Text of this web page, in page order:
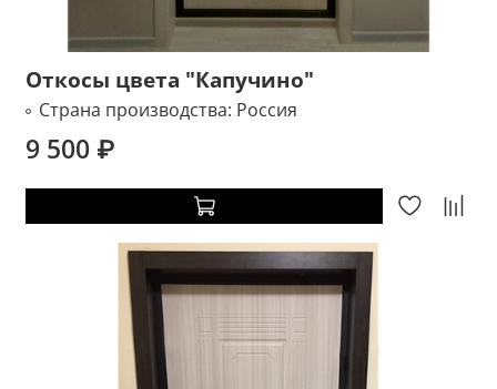
Откосы цвета "Капучино"
Страна производства: Россия
9 500 ₽